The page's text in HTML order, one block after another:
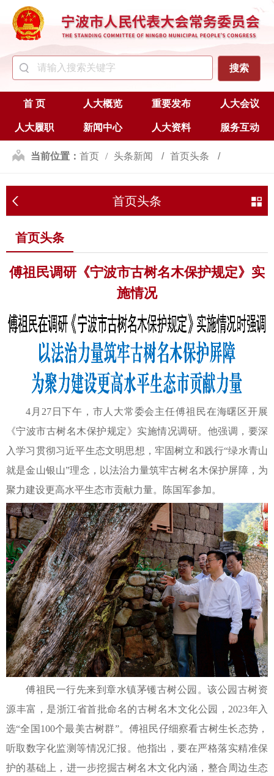
首 页 人大概览 重要发布 人大会议
人大履职 新闻中心 人大资料 服务互动
当前位置： 首页 头条新闻 首页头条
首页头条
首页头条
傅祖民调研《宁波市古树名木保护规定》实
施情况
4月27日下午，市人大常委会主任傅祖民在海曙区开展
《宁波市古树名木保护规定》实施情况调研。他强调，要深
入学习贯彻习近平生态文明思想，牢固树立和践行“绿水青山
就是金山银山”理念，以法治力量筑牢古树名木保护屏障，为
聚力建设更高水平生态市贡献力量。陈国军参加。
傅祖民一行先来到章水镇茅镬古树公园。该公园古树资
源丰富，是浙江省首批命名的古树名木文化公园，2023年入
选“全国100个最美古树群”。傅祖民仔细察看古树生长态势，
听取数字化监测等情况汇报。他指出，要在严格落实精准保
护的基础上，进一步挖掘古树名木文化内涵，整合周边生态